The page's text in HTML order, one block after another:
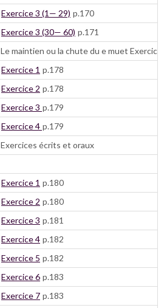
Exercice 3 (1— 29) p.170
Exercice 3 (30— 60) p.171
Le maintien ou la chute du e muet
Exercice 1 p.178
Exercice 2 p.178
Exercice 3 p.179
Exercice 4 p.179
Exercices écrits et oraux
Exercice 1 p.180
Exercice 2 p.180
Exercice 3 p.181
Exercice 4 p.182
Exercice 5 p.182
Exercice 6 p.183
Exercice 7 p.183